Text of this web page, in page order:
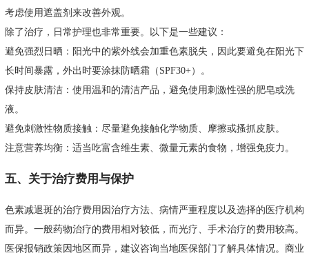
考虑使用遮盖剂来改善外观。
除了治疗，日常护理也非常重要。以下是一些建议：
避免强烈日晒：阳光中的紫外线会加重色素脱失，因此要避免在阳光下
长时间暴露，外出时要涂抹防晒霜（SPF30+）。
保持皮肤清洁：使用温和的清洁产品，避免使用刺激性强的肥皂或洗
液。
避免刺激性物质接触：尽量避免接触化学物质、摩擦或搔抓皮肤。
注意营养均衡：适当吃富含维生素、微量元素的食物，增强免疫力。
五、关于治疗费用与保护
色素减退斑的治疗费用因治疗方法、病情严重程度以及选择的医疗机构
而异。一般药物治疗的费用相对较低，而光疗、手术治疗的费用较高。
医保报销政策因地区而异，建议咨询当地医保部门了解具体情况。商业